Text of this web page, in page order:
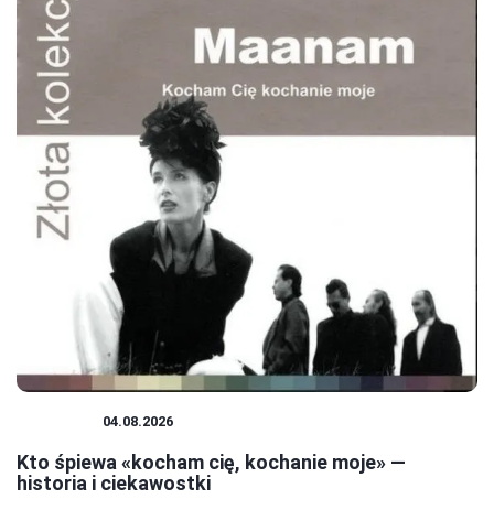
04.08.2026
Kto śpiewa «kocham cię, kochanie moje» —
historia i ciekawostki